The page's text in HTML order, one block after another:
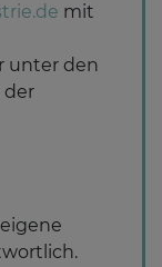
mit
unter den
der